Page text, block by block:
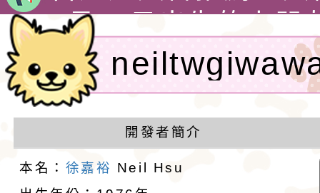
娃犬舍
4月30日出生的小朋
吉娃娃有堅韌的意
警惕，動作迅速，以
格和嬌小的體型廣受
愛。吉娃娃犬犬不僅
1890年，墨西哥總
娃娃藏在花束裡，送
后阿德麗娜‧芭蒂（
吉娃娃專賣店 : 大楊
犬舍 。
吉娃娃犬舍推薦 : 大
計者：徐嘉
hsu
開發者簡介
本名： 徐嘉裕 Neil Hsu